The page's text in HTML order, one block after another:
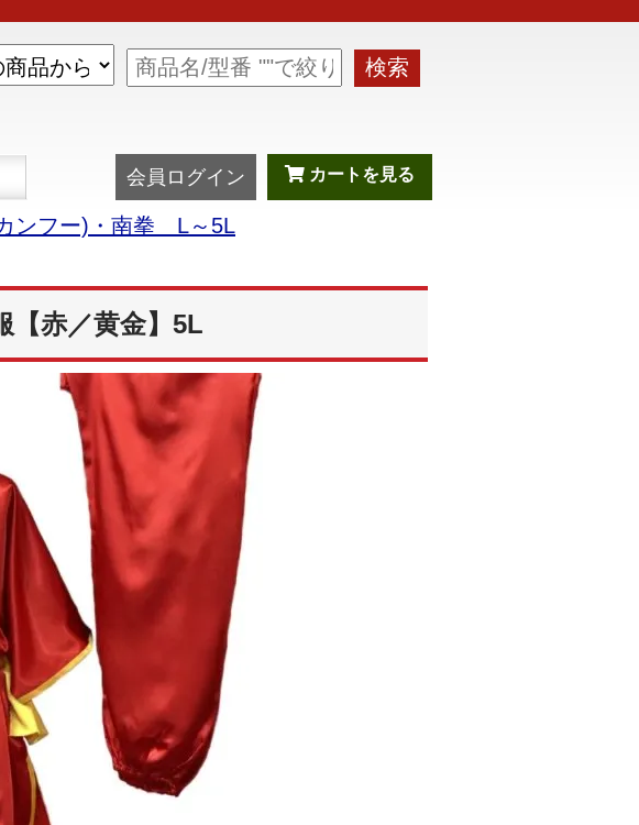
検索
会員ログイン カートを見る
ンフー)・南拳 L～5L
【赤／黄金】5L